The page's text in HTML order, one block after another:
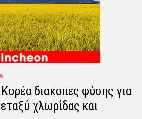
διακοπές φύσης για
χλωρίδας και